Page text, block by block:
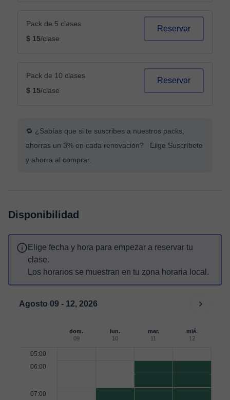
Pack de 5 clases
$ 15/clase
Reservar
Pack de 10 clases
$ 15/clase
Reservar
🔁 ¿Sabías que si te suscribes a nuestros packs,
ahorras un 3% en cada renovación? Elige Suscríbete
y ahorra al comprar.
Disponibilidad
Elige fecha y hora para empezar a reservar tu
clase.
Los horarios se muestran en tu zona horaria local.
Agosto 09 - 12, 2026
dom.
09
lun.
10
mar.
11
mié.
12
05:00
06:00
07:00